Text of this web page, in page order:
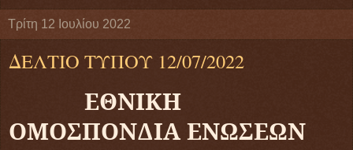
Τρίτη 12 Ιουλίου 2022
ΔΕΛΤΙΟ ΤΥΠΟΥ 12/07/2022
ΕΘΝΙΚΗ
ΟΜΟΣΠΟΝΔΙΑ ΕΝΩΣΕΩΝ